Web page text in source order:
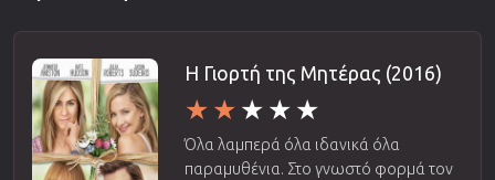
Η Γιορτή της Μητέρας (2016)
Όλα λαμπερά όλα ιδανικά όλα
παραμυθένια. Στο γνωστό φορμά τον